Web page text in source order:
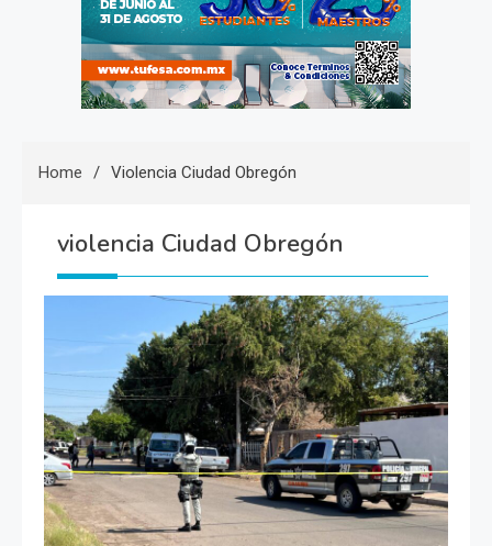
Home Violencia Ciudad Obregón
violencia Ciudad Obregón